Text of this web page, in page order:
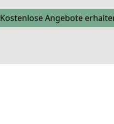
Kostenlose Angebote